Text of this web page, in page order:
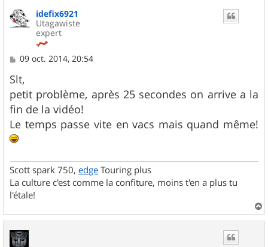
idefix6921
Utagawiste
expert
M
s
s
a
g
e
09 oct. 2014, 20:54
Slt,
petit problème, après 25 secondes on arrive a la
fin de la vidéo!
Le temps passe vite en vacs mais quand même!
Scott spark 750, edge Touring plus
La culture c'est comme la confiture, moins t'en a plus tu
l'étale!
a